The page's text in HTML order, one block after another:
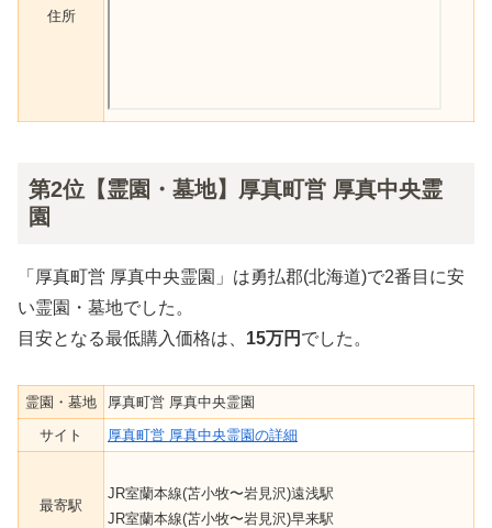
住所
第2位【霊園・墓地】厚真町営 厚真中央霊
園
「厚真町営 厚真中央霊園」は勇払郡(北海道)で2番目に安
い霊園・墓地でした。
目安となる最低購入価格は、 15万円 でした。
霊園・墓地
厚真町営 厚真中央霊園
サイト
厚真町営 厚真中央霊園の詳細
最寄駅
JR室蘭本線(苫小牧〜岩見沢)遠浅駅
JR室蘭本線(苫小牧〜岩見沢)早来駅